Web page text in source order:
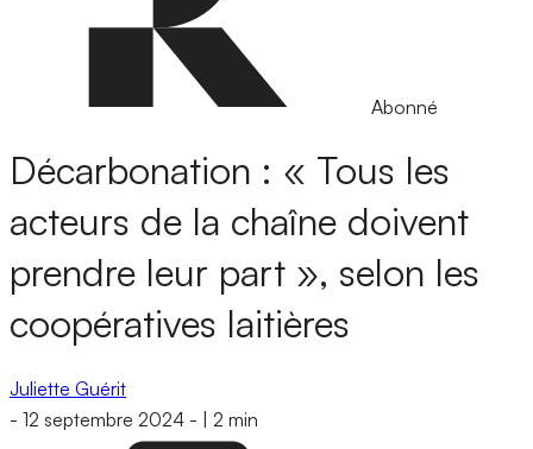
Abonné
Décarbonation : « Tous les
acteurs de la chaîne doivent
prendre leur part », selon les
coopératives laitières
Juliette Guérit
- 12 septembre 2024 - 2 min